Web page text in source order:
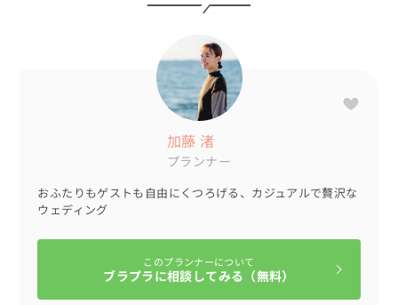
加藤 渚
プランナー
おふたりもゲストも自由にくつろげる、カジュアルで贅沢な
ウェディング
このプランナーについて
ブラプラに相談してみる（無料）